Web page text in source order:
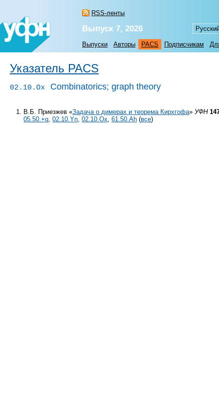
RSS-ленты
Выпуск 7, 2026
Выпуски Авторы PACS Подписчикам
Указатель PACS
02.10.Ox Combinatorics; graph theory
В.Б. Приезжев «Задача о димерах и теорема Кирхгофа»УФН
05.50.+q,02.10.Yn,02.10.Ox,61.50.Ah (все)